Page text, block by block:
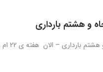
و هشتم بارداری